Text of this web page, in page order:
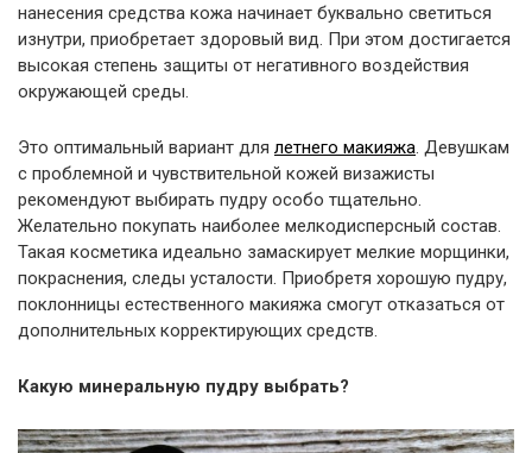
нанесения средства кожа начинает буквально светиться
изнутри, приобретает здоровый вид. При этом достигается
высокая степень защиты от негативного воздействия
окружающей среды.
Это оптимальный вариант для летнего макияжа. Девушкам
с проблемной и чувствительной кожей визажисты
рекомендуют выбирать пудру особо тщательно.
Желательно покупать наиболее мелкодисперсный состав.
Такая косметика идеально замаскирует мелкие морщинки,
покраснения, следы усталости. Приобретя хорошую пудру,
поклонницы естественного макияжа смогут отказаться от
дополнительных корректирующих средств.
Какую минеральную пудру выбрать?